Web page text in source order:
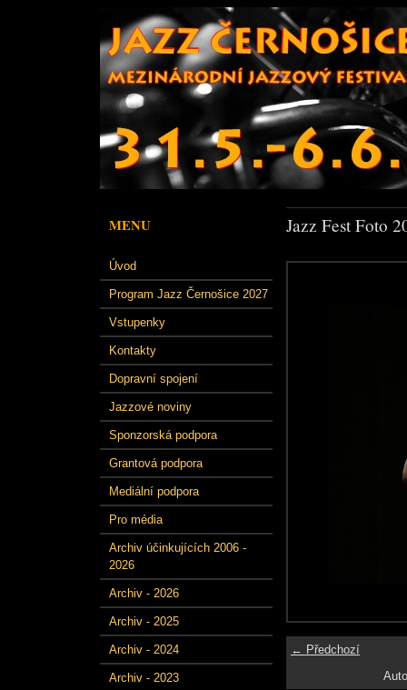
MENU
Úvod
Program Jazz Černošice 2027
Vstupenky
Kontakty
Dopravní spojení
Jazzové noviny
Sponzorská podpora
Grantová podpora
Mediální podpora
Pro média
Archiv účinkujících 2006 -
2026
Archiv - 2026
Archiv - 2025
Archiv - 2024
Archiv - 2023
Jazz Fest Foto
← Předchozí